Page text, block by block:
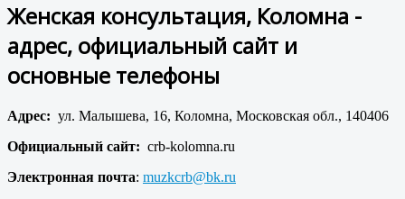
Женская консультация, Коломна -
адрес, официальный сайт и
основные телефоны
Адрес: ул. Малышева, 16, Коломна, Московская обл., 140406
Официальный сайт: crb-kolomna.ru
Электронная почта: muzkcrb@bk.ru